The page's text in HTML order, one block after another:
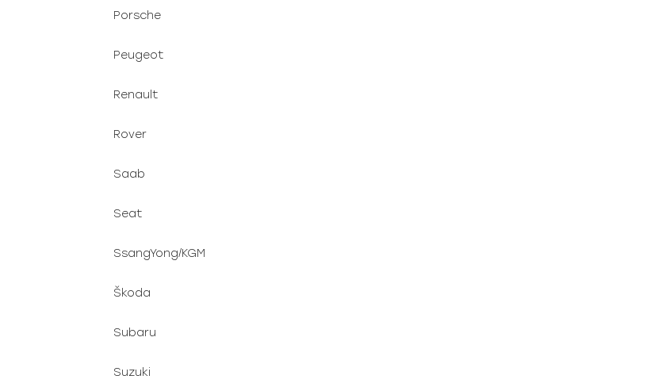
Porsche
Peugeot
Renault
Rover
Saab
Seat
SsangYong/KGM
Škoda
Subaru
Suzuki